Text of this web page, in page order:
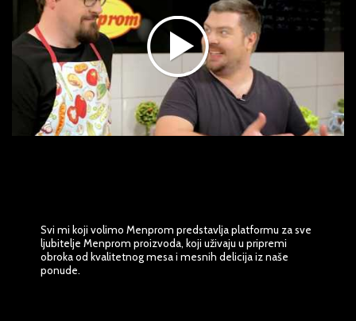
Svi mi koji volimo Menprom predstavlja platformu za sve
ljubitelje Menprom proizvoda, koji uživaju u pripremi
obroka od kvalitetnog mesa i mesnih delicija iz naše
ponude.